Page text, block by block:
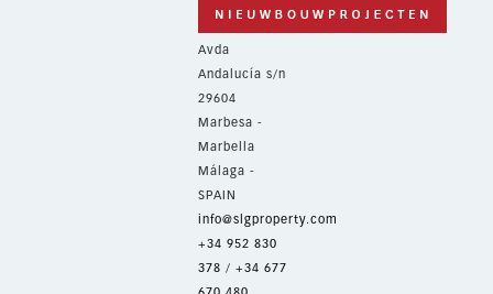
Avda
Andalucía s/n
29604
Marbesa -
Marbella
Málaga -
SPAIN
info@slgproperty.com
+34 952 830
378 / +34 677